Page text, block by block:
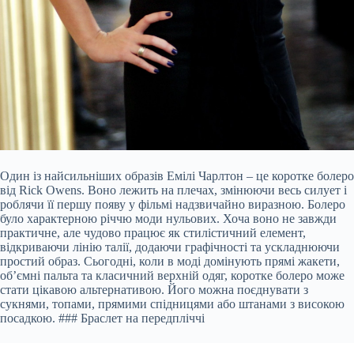
Один із найсильніших образів Емілі Чарлтон – це коротке болеро
від Rick Owens. Воно лежить на плечах, змінюючи весь силует і
роблячи її першу появу у фільмі надзвичайно виразною. Болеро
було характерною річчю моди нульових. Хоча воно не завжди
практичне, але чудово працює як стилістичний елемент,
відкриваючи лінію талії, додаючи графічності та ускладнюючи
простий образ. Сьогодні, коли в моді домінують прямі жакети,
об’ємні пальта та класичний верхній одяг, коротке болеро може
стати цікавою альтернативою. Його можна поєднувати з
сукнями, топами, прямими спідницями або штанами з високою
посадкою. ### Браслет на передпліччі